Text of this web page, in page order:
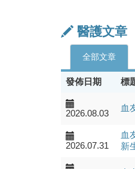
醫護文章
全部文章
發佈日期 標
2026.08.03
血
2026.07.31
血
新